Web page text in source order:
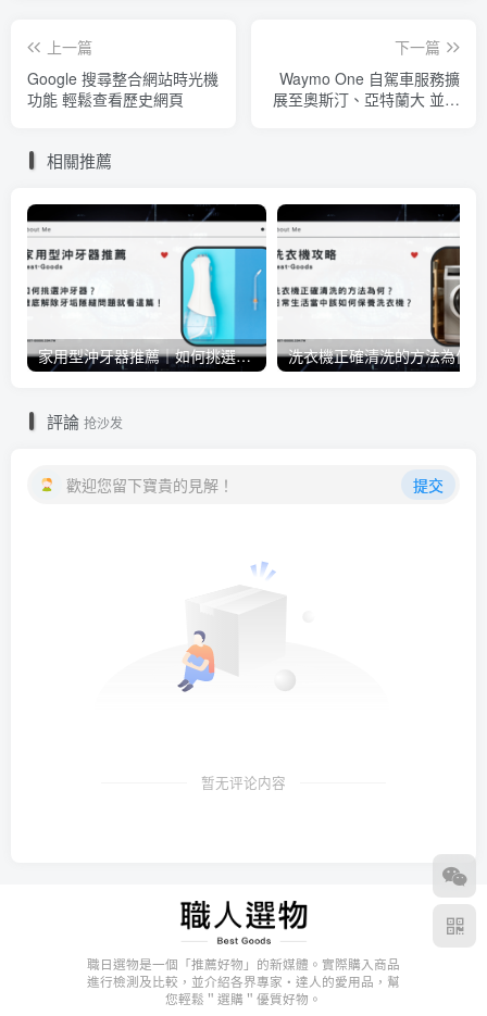
上一篇
Google 搜尋整合網站時光機
功能 輕鬆查看歷史網頁
下一篇
Waymo One 自駕車服務擴
展至奧斯汀、亞特蘭大 並與
相關推薦
家用型沖牙器推薦｜如何挑選沖牙器？徹底解除牙垢隙縫問題就看這篇！
評論 抢沙发
歡迎您留下寶貴的見解！ 提交
暂无评论内容
職日選物是一個「推薦好物」的新媒體。實際購入商品
進行檢測及比較，並介紹各界專家・達人的愛用品，幫
您輕鬆＂選購＂優質好物。